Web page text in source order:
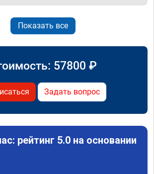
Показать все
57800 ₽
Задать вопрос
рейтинг 5.0 на основании